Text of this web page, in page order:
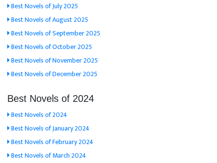
Best Novels of July 2025
Best Novels of August 2025
Best Novels of September 2025
Best Novels of October 2025
Best Novels of November 2025
Best Novels of December 2025
Best Novels of 2024
Best Novels of 2024
Best Novels of January 2024
Best Novels of February 2024
Best Novels of March 2024